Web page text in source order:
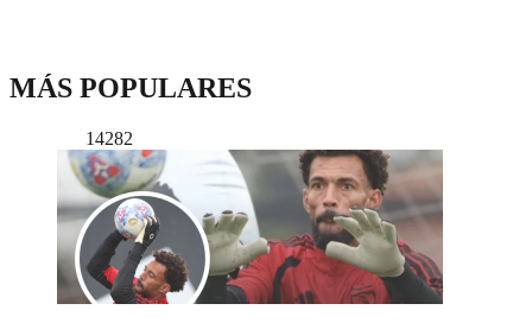
MÁS POPULARES
14282